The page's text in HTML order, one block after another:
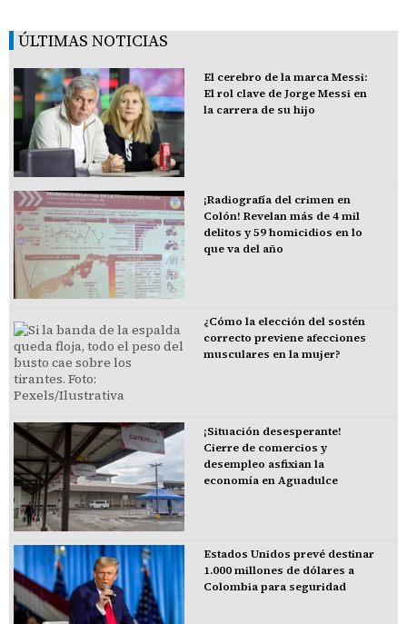
ÚLTIMAS NOTICIAS
El cerebro de la marca Messi:
El rol clave de Jorge Messi en
la carrera de su hijo
¡Radiografía del crimen en
Colón! Revelan más de 4 mil
delitos y 59 homicidios en lo
que va del año
¿Cómo la elección del sostén
correcto previene afecciones
musculares en la mujer?
¡Situación desesperante!
Cierre de comercios y
desempleo asfixian la
economía en Aguadulce
Estados Unidos prevé destinar
1.000 millones de dólares a
Colombia para seguridad